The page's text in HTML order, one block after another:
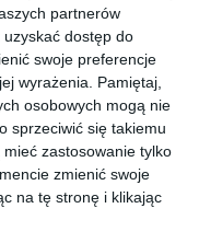
partnerów
dostęp do
swoje preferencje
wyrażenia.
Pamiętaj,
osobowych mogą nie
sprzeciwić się takiemu
zastosowanie tylko
zmienić swoje
na tę stronę i klikając
w szarościach.